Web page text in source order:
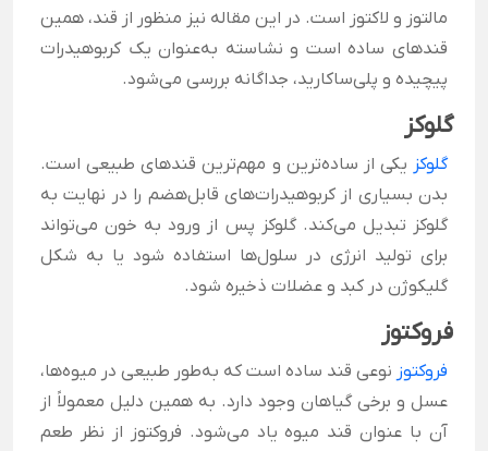
مالتوز و لاکتوز است. در این مقاله نیز منظور از قند، همین
قندهای ساده است و نشاسته به‌عنوان یک کربوهیدرات
پیچیده و پلی‌ساکارید، جداگانه بررسی می‌شود.
گلوکز
گلوکز یکی از ساده‌ترین و مهم‌ترین قندهای طبیعی است.
بدن بسیاری از کربوهیدرات‌های قابل‌هضم را در نهایت به
گلوکز تبدیل می‌کند. گلوکز پس از ورود به خون می‌تواند
برای تولید انرژی در سلول‌ها استفاده شود یا به شکل
گلیکوژن در کبد و عضلات ذخیره شود.
فروکتوز
فروکتوز نوعی قند ساده است که به‌طور طبیعی در میوه‌ها،
عسل و برخی گیاهان وجود دارد. به همین دلیل معمولاً از
آن با عنوان قند میوه یاد می‌شود. فروکتوز از نظر طعم